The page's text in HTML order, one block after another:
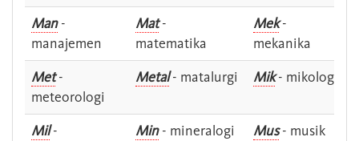
Man-
manajemen
Mat-
matematika
Mek-
mekanika
Met-
meteorologi
Metal- matalurgi Mik- mikologi
Mil-
Min- mineralogi Mus- musik